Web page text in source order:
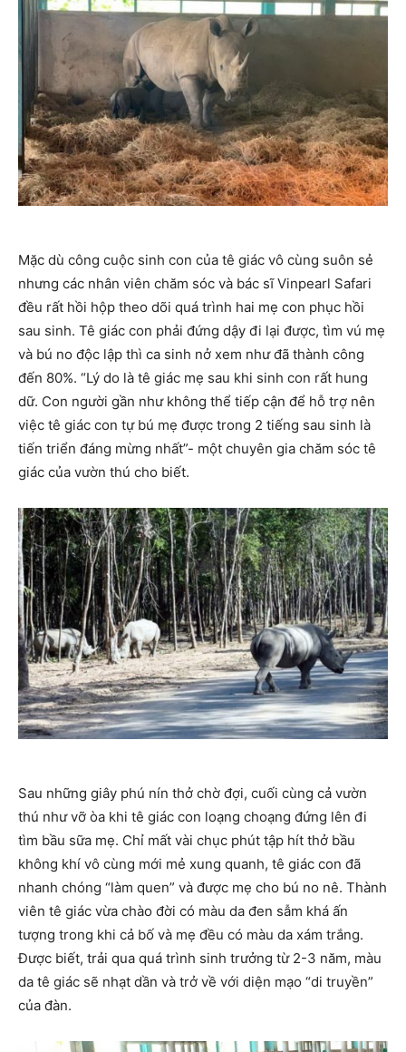
Mặc dù công cuộc sinh con của tê giác vô cùng suôn sẻ
nhưng các nhân viên chăm sóc và bác sĩ Vinpearl Safari
đều rất hồi hộp theo dõi quá trình hai mẹ con phục hồi
sau sinh. Tê giác con phải đứng dậy đi lại được, tìm vú mẹ
và bú no độc lập thì ca sinh nở xem như đã thành công
đến 80%. “Lý do là tê giác mẹ sau khi sinh con rất hung
dữ. Con người gần như không thể tiếp cận để hỗ trợ nên
việc tê giác con tự bú mẹ được trong 2 tiếng sau sinh là
tiến triển đáng mừng nhất”- một chuyên gia chăm sóc tê
giác của vườn thú cho biết.
Sau những giây phú nín thở chờ đợi, cuối cùng cả vườn
thú như vỡ òa khi tê giác con loạng choạng đứng lên đi
tìm bầu sữa mẹ. Chỉ mất vài chục phút tập hít thở bầu
không khí vô cùng mới mẻ xung quanh, tê giác con đã
nhanh chóng “làm quen” và được mẹ cho bú no nê. Thành
viên tê giác vừa chào đời có màu da đen sẫm khá ấn
tượng trong khi cả bố và mẹ đều có màu da xám trắng.
Được biết, trải qua quá trình sinh trưởng từ 2-3 năm, màu
da tê giác sẽ nhạt dần và trở về với diện mạo “di truyền”
của đàn.